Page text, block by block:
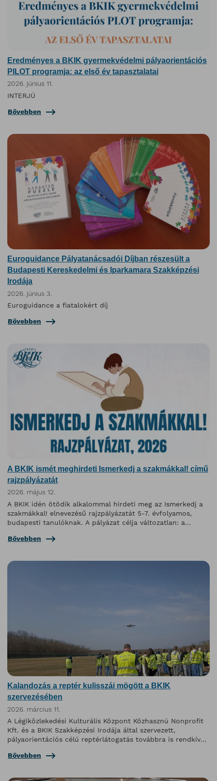
Eredményes a BKIK gyermekvédelmi pályaorientációs
PILOT programja: az első év tapasztalatai
2026. június 11.
INTERJÚ
Bővebben
Euroguidance Pályatanácsadói Díjban részesült a
Budapesti Kereskedelmi és Iparkamara Szakképzési
Irodája
2026. június 3.
Euroguidance a fiatalokért díj
Bővebben
A BKIK ismét meghirdeti Ismerkedj a szakmákkal! című
rajzpályázatát
2026. május 12.
A BKIK idén ötödik alkalommal hirdeti meg az Ismerkedj a
szakmákkal! elnevezésű rajzpályázatát 5-7. évfolyamos,
budapesti tanulóknak. A pályázat célja változatlan: a
kihívás elé állítja őket.
Bővebben
Kalandozás a reptér kulisszái mögött a BKIK
szervezésében
2026. március 11.
A Légiközlekedési Kulturális Központ Közhasznú Nonprofit
Kft. és a BKIK Szakképzési Irodája által szervezett,
pályaorientációs célú reptérlátogatás továbbra is rendkívül
Bővebben